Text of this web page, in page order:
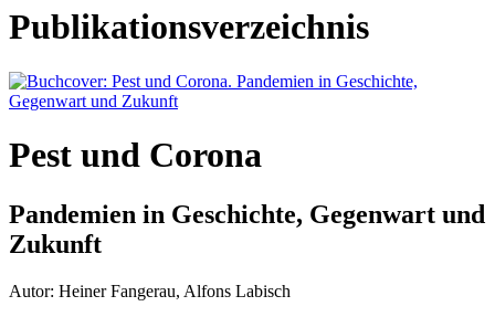
Publikationsverzeichnis
Pest und Corona
Pandemien in Geschichte, Gegenwart und
Zukunft
Autor: Heiner Fangerau, Alfons Labisch